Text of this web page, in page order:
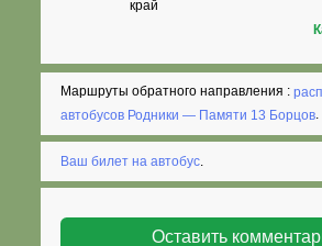
край
Маршруты обратного направления :
автобусов Родники — Памяти 13 Борцов.
Ваш билет на автобус